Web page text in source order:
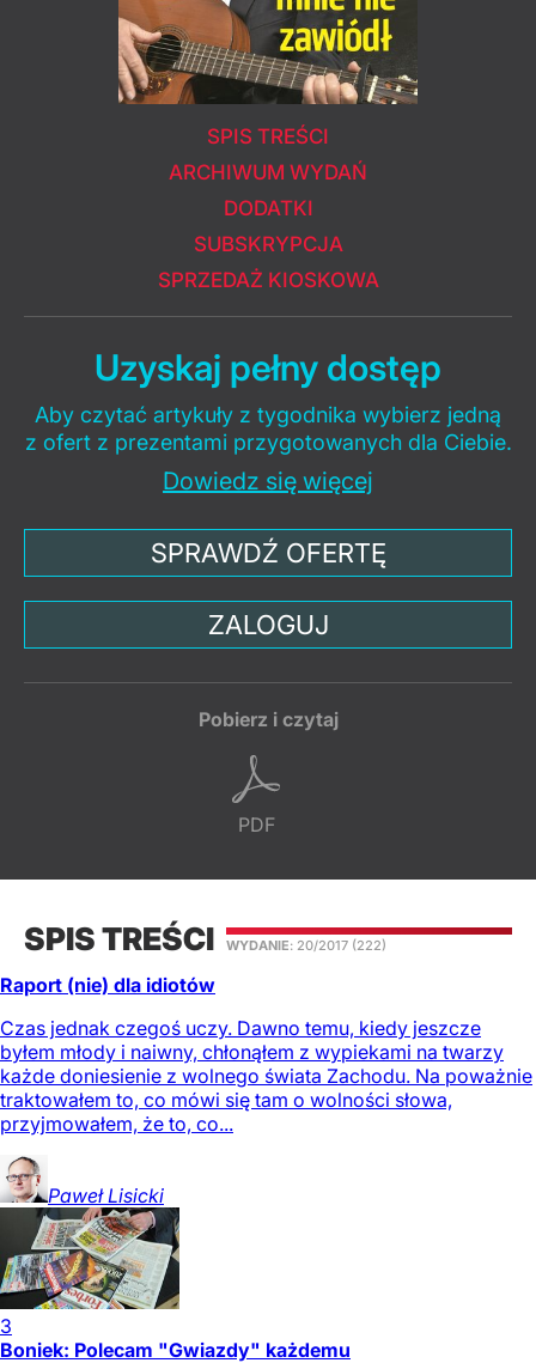
SPIS TREŚCI
ARCHIWUM WYDAŃ
DODATKI
SUBSKRYPCJA
SPRZEDAŻ KIOSKOWA
Uzyskaj pełny dostęp
Aby czytać artykuły z tygodnika wybierz jedną
z ofert z prezentami przygotowanych dla Ciebie.
Dowiedz się więcej
SPRAWDŹ OFERTĘ
ZALOGUJ
Pobierz i czytaj
PDF
SPIS TREŚCI WYDANIE: 20/2017 (222)
Raport (nie) dla idiotów
Czas jednak czegoś uczy. Dawno temu, kiedy jeszcze
byłem młody i naiwny, chłonąłem z wypiekami na twarzy
każde doniesienie z wolnego świata Zachodu. Na poważnie
traktowałem to, co mówi się tam o wolności słowa,
przyjmowałem, że to, co...
Paweł Lisicki
3
Boniek: Polecam "Gwiazdy" każdemu